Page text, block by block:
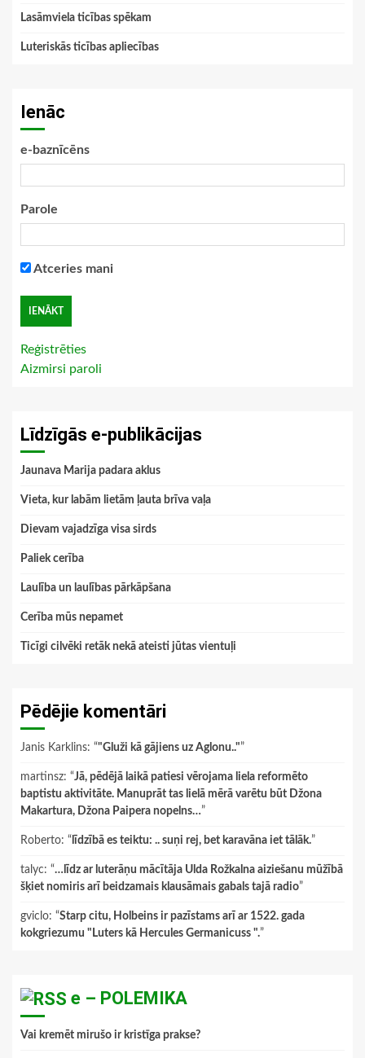
Lasāmviela ticības spēkam
Luteriskās ticības apliecības
Ienāc
e-baznīcēns
Parole
Atceries mani
Reģistrēties
Aizmirsi paroli
Līdzīgās e-publikācijas
Jaunava Marija padara aklus
Vieta, kur labām lietām ļauta brīva vaļa
Dievam vajadzīga visa sirds
Paliek cerība
Laulība un laulības pārkāpšana
Cerība mūs nepamet
Ticīgi cilvēki retāk nekā ateisti jūtas vientuļi
Pēdējie komentāri
Janis Karklins: “"Gluži kā gājiens uz Aglonu.."”
martinsz: “Jā, pēdējā laikā patiesi vērojama liela reformēto
baptistu aktivitāte. Manuprāt tas lielā mērā varētu būt Džona
Makartura, Džona Paipera nopelns…”
Roberto: “ līdzībā es teiktu: .. suņi rej, bet karavāna iet tālāk.”
talyc: “…līdz ar luterāņu mācītāja Ulda Rožkalna aiziešanu mūžībā
šķiet nomiris arī beidzamais klausāmais gabals tajā radio”
gviclo: “Starp citu, Holbeins ir pazīstams arī ar 1522. gada
kokgriezumu "Luters kā Hercules Germanicuss ".”
e – POLEMIKA
Vai kremēt mirušo ir kristīga prakse?